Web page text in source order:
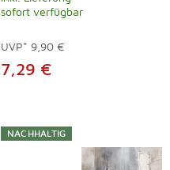
sofort verfügbar
UVP* 9,90 €
7,29 €
NACHHALTIG